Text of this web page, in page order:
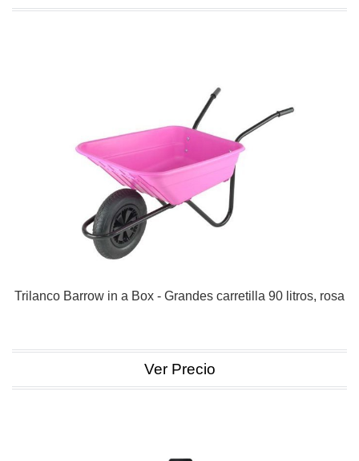
Trilanco Barrow in a Box - Grandes carretilla 90 litros, rosa
Ver Precio